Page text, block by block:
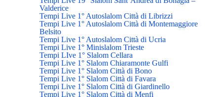
Valderice
Tempi Live 1° Autoslalom Città di Librizzi
Tempi Live 1° Autoslalom Città di Montemaggiore
Belsito
Tempi Live 1° Autoslalom Città di Ucria
Tempi Live 1° Minislalom Trieste
Tempi LIve 1° Slalom Cellara
Tempi Live 1° Slalom Chiaramonte Gulfi
Tempi Live 1° Slalom Città di Bono
Tempi Live 1° Slalom Città di Favara
Tempi Live 1° Slalom Città di Giardinello
Tempi Live 1° Slalom Città di Menfi